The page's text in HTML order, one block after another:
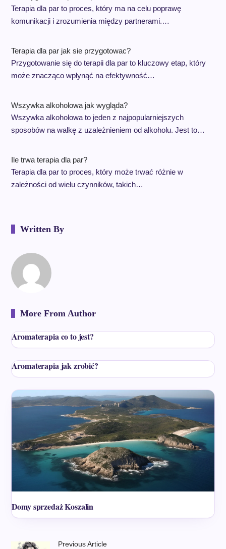
Terapia dla par to proces, który ma na celu poprawę
komunikacji i zrozumienia między partnerami.…
Terapia dla par jak sie przygotowac?
Przygotowanie się do terapii dla par to kluczowy etap, który
może znacząco wpłynąć na efektywność…
Wszywka alkoholowa jak wygląda?
Wszywka alkoholowa to jeden z najpopularniejszych
sposobów na walkę z uzależnieniem od alkoholu. Jest to…
Ile trwa terapia dla par?
Terapia dla par to proces, który może trwać różnie w
zależności od wielu czynników, takich…
Written By
More From Author
Aromaterapia co to jest?
Aromaterapia jak zrobić?
Domy sprzedaż Koszalin
Previous Article